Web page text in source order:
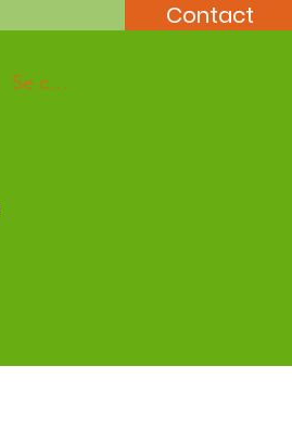
Contact
Se connecter